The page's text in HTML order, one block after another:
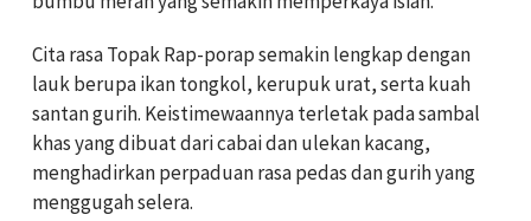
Cita rasa Topak Rap-porap semakin lengkap dengan
lauk berupa ikan tongkol, kerupuk urat, serta kuah
santan gurih. Keistimewaannya terletak pada sambal
khas yang dibuat dari cabai dan ulekan kacang,
menghadirkan perpaduan rasa pedas dan gurih yang
menggugah selera.